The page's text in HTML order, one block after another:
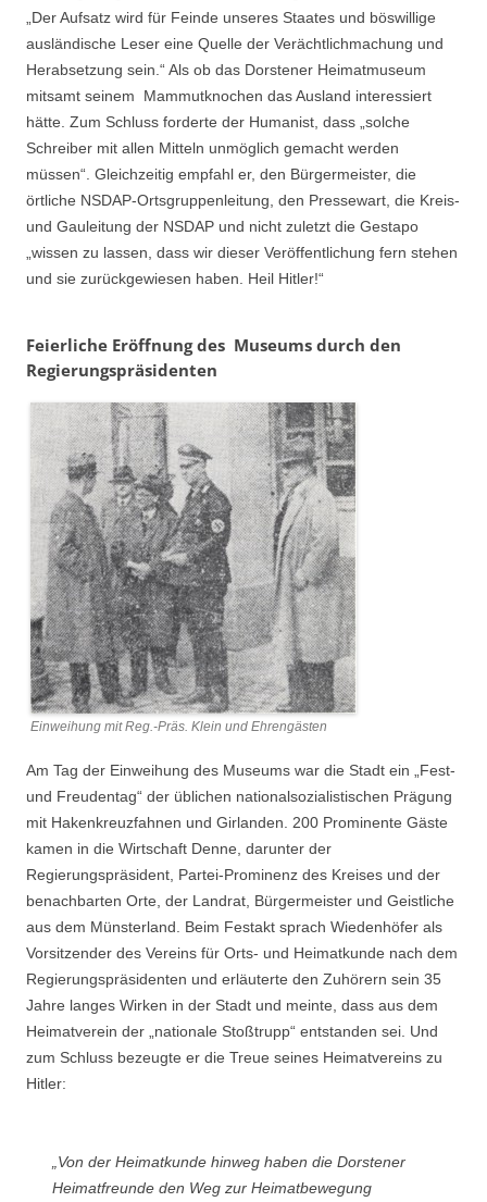
„Der Aufsatz wird für Feinde unseres Staates und böswillige
ausländische Leser eine Quelle der Verächtlichmachung und
Herabsetzung sein.“ Als ob das Dorstener Heimatmuseum
mitsamt seinem Mammutknochen das Ausland interessiert
hätte. Zum Schluss forderte der Humanist, dass „solche
Schreiber mit allen Mitteln unmöglich gemacht werden
müssen“. Gleichzeitig empfahl er, den Bürgermeister, die
örtliche NSDAP-Ortsgruppenleitung, den Pressewart, die Kreis-
und Gauleitung der NSDAP und nicht zuletzt die Gestapo
„wissen zu lassen, dass wir dieser Veröffentlichung fern stehen
und sie zurückgewiesen haben. Heil Hitler!“
Feierliche Eröffnung des Museums durch den
Regierungspräsidenten
Einweihung mit Reg.-Präs. Klein und Ehrengästen
Am Tag der Einweihung des Museums war die Stadt ein „Fest-
und Freudentag“ der üblichen nationalsozialistischen Prägung
mit Hakenkreuzfahnen und Girlanden. 200 Prominente Gäste
kamen in die Wirtschaft Denne, darunter der
Regierungspräsident, Partei-Prominenz des Kreises und der
benachbarten Orte, der Landrat, Bürgermeister und Geistliche
aus dem Münsterland. Beim Festakt sprach Wiedenhöfer als
Vorsitzender des Vereins für Orts- und Heimatkunde nach dem
Regierungspräsidenten und erläuterte den Zuhörern sein 35
Jahre langes Wirken in der Stadt und meinte, dass aus dem
Heimatverein der „nationale Stoßtrupp“ entstanden sei. Und
zum Schluss bezeugte er die Treue seines Heimatvereins zu
Hitler:
„Von der Heimatkunde hinweg haben die Dorstener
Heimatfreunde den Weg zur Heimatbewegung